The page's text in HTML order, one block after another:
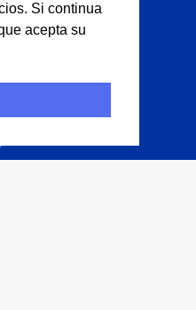
Si continua
acepta su